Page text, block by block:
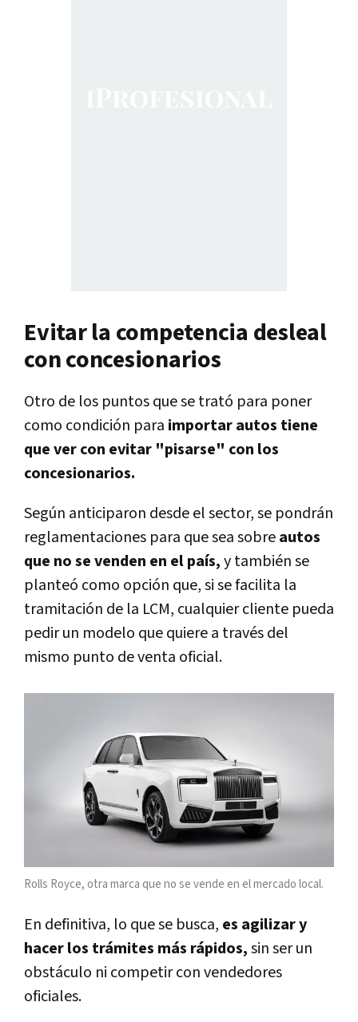
Evitar la competencia desleal
con concesionarios
Otro de los puntos que se trató para poner
como condición para importar autos tiene
que ver con evitar "pisarse" con los
concesionarios.
Según anticiparon desde el sector, se pondrán
reglamentaciones para que sea sobreautos
que no se venden en el país,y también se
planteó como opción que, si se facilita la
tramitación de la LCM, cualquier cliente pueda
pedir un modelo que quiere a través del
mismo punto de venta oficial.
Rolls Royce, otra marca que no se vende en el mercado local.
En definitiva, lo que se busca, es agilizar y
hacer los trámites más rápidos,sin ser un
obstáculo ni competir con vendedores
oficiales.